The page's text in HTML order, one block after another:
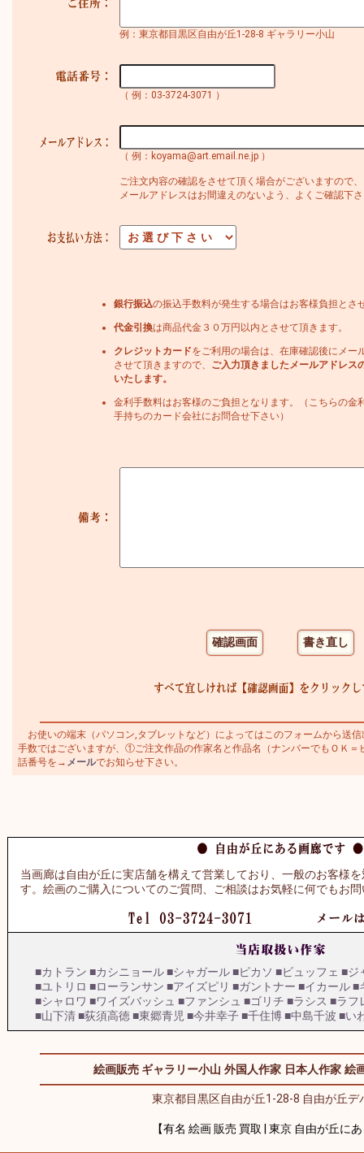
例：東京都目黒区自由が丘1-28-8 ギャラリー小山
（ 例：03-3724-3071 ）
（ 例：koyama@art.email.ne.jp ）
ご注文内容の確認をさせて頂く場合がございますので、
メールアドレスはお間違えのないよう、よくご確認下
銀行振込の振込手数料が発生する場合はお客様負担とさ
代金引換は商品代金３０万円以内とさせて頂きます。
クレジットカードをご利用の場合は、在庫確認後にメー
させて頂きますので、
ご入力頂きましたメールアドレス
いたします。
金利手数料はお客様のご負担となります。（こちらの金
手持ちのカード会社にお問合せ下さい）
お使いの端末（パソコン,タブレットなど）によってはこのフォームから送
手数ではございますが、①ご注文作品の作家名と作品名（ナンバーでもＯＫ
話番号を→ メールでお知らせ下さい。
当画廊は自由が丘に実店舗を構えて営業しており、一般のお客様
す。絵画のご購入についてのご質問、ご相談はお気軽に何でもお
■カトラン ■カシニョール■シャガール■ピカソ ■ビュッフェ ■ジ
■ユトリロ ■ローランサン ■アイズピリ ■ガントナー ■イカール■
■シャロワ ■ワイズバッシュ ■ファンシュ ■ゴリチ ■ラシス ■ラフ
■山下清■荻須高徳■東郷青児 ■今井幸子■千住博■中島千波 ■い
絵画販売 ギャラリー小山 外国人作家 日本人作家 絵
東京都目黒区自由が丘1-28-8 自由が丘デ
【有名 絵画 販売 買取 | 東京 自由が丘に